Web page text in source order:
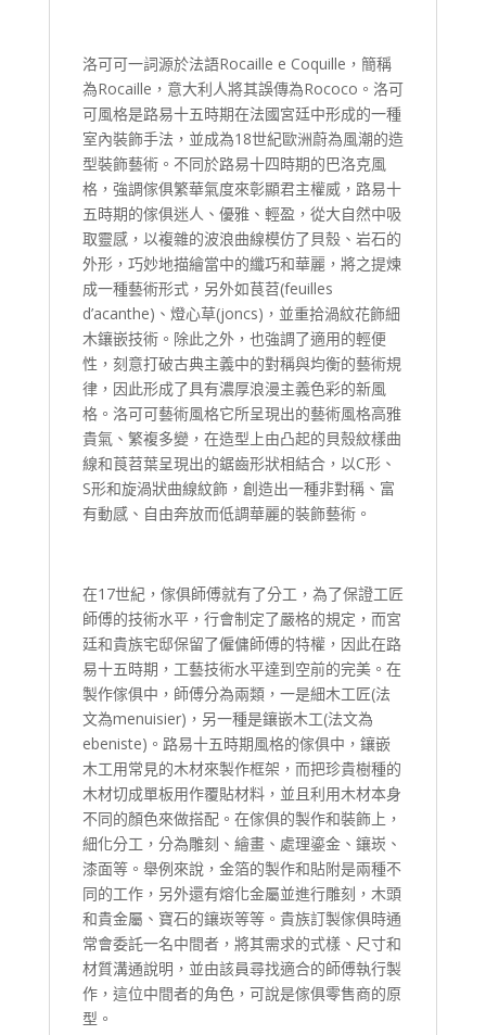
洛可可一詞源於法語Rocaille e Coquille，簡稱
為Rocaille，意大利人將其誤傳為Rococo。洛可
可風格是路易十五時期在法國宮廷中形成的一種
室內裝飾手法，並成為18世紀歐洲蔚為風潮的造
型裝飾藝術。不同於路易十四時期的巴洛克風
格，強調傢俱繁華氣度來彰顯君主權威，路易十
五時期的傢俱迷人、優雅、輕盈，從大自然中吸
取靈感，以複雜的波浪曲線模仿了貝殼、岩石的
外形，巧妙地描繪當中的纖巧和華麗，將之提煉
成一種藝術形式，另外如茛苕(feuilles
d’acanthe)、燈心草(joncs)，並重拾渦紋花飾細
木鑲嵌技術。除此之外，也強調了適用的輕便
性，刻意打破古典主義中的對稱與均衡的藝術規
律，因此形成了具有濃厚浪漫主義色彩的新風
格。洛可可藝術風格它所呈現出的藝術風格高雅
貴氣、繁複多變，在造型上由凸起的貝殼紋樣曲
線和莨苕葉呈現出的鋸齒形狀相結合，以C形、
S形和旋渦狀曲線紋飾，創造出一種非對稱、富
有動感、自由奔放而低調華麗的裝飾藝術。
在17世紀，傢俱師傅就有了分工，為了保證工匠
師傅的技術水平，行會制定了嚴格的規定，而宮
廷和貴族宅邸保留了僱傭師傅的特權，因此在路
易十五時期，工藝技術水平達到空前的完美。在
製作傢俱中，師傅分為兩類，一是細木工匠(法
文為menuisier)，另一種是鑲嵌木工(法文為
ebeniste)。路易十五時期風格的傢俱中，鑲嵌
木工用常見的木材來製作框架，而把珍貴樹種的
木材切成單板用作覆貼材料，並且利用木材本身
不同的顏色來做搭配。在傢俱的製作和裝飾上，
細化分工，分為雕刻、繪畫、處理鎏金、鑲崁、
漆面等。舉例來說，金箔的製作和貼附是兩種不
同的工作，另外還有熔化金屬並進行雕刻，木頭
和貴金屬、寶石的鑲崁等等。貴族訂製傢俱時通
常會委託一名中間者，將其需求的式樣、尺寸和
材質溝通說明，並由該員尋找適合的師傅執行製
作，這位中間者的角色，可說是傢俱零售商的原
型。